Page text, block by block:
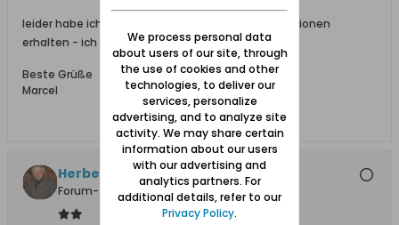
leider habe ich auf diese Anfrage noch keine Reaktionen
erhalten - ich versuche es daher gerne erneut!
Beste Grüße
Marcel
Herbert Claaßen
Forum-Teilnehmer
We process personal data
about users of our site, through
the use of cookies and other
technologies, to deliver our
services, personalize
advertising, and to analyze site
activity. We may share certain
information about our users
with our advertising and
analytics partners. For
additional details, refer to our
Privacy Policy.